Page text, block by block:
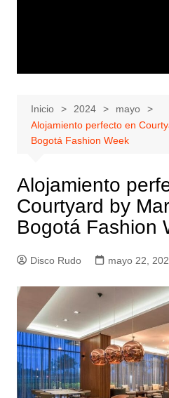
Inicio 2024
mayo
Alojamiento perfecto en
Bogotá Fashion Week
Alojamiento
Courtyard by
Bogotá Fashion
Disco Rudo mayo 22,